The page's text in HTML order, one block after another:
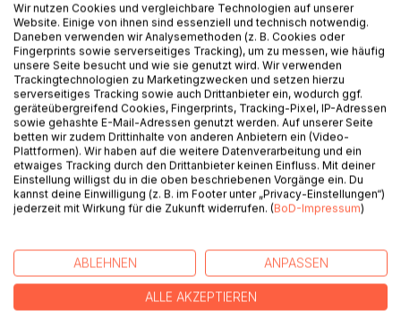
BESCHREIBUNG
Es gibt Reiseziele, von denen berichten keine aufregenden
Fernsehspots. Manch kleine Kostbarkeit findet man nur
schwer in den bunt glänzenden Reisekatalogen unserer
Und wenn man sich mit offenen Augen, offenen Ohren und
offenem Herzen von einem solchen Fleckchen Erde finden
lässt, kann man in den Begegnungen mit Land und Leuten
Wir nutzen Cookies und vergleichbare Technologien auf unserer
Website. Einige von ihnen sind essenziell und technisch notwendig.
Daneben verwenden wir Analysemethoden (z. B. Cookies oder
Fingerprints sowie serverseitiges Tracking), um zu messen, wie häufig
unsere Seite besucht und wie sie genutzt wird. Wir verwenden
Trackingtechnologien zu Marketingzwecken und setzen hierzu
serverseitiges Tracking sowie auch Drittanbieter ein, wodurch ggf.
geräteübergreifend Cookies, Fingerprints, Tracking-Pixel, IP-Adressen
sowie gehashte E-Mail-Adressen genutzt werden. Auf unserer Seite
betten wir zudem Drittinhalte von anderen Anbietern ein (Video-
Plattformen). Wir haben auf die weitere Datenverarbeitung und ein
etwaiges Tracking durch den Drittanbieter keinen Einfluss. Mit deiner
Einstellung willigst du in die oben beschriebenen Vorgänge ein. Du
kannst deine Einwilligung (z. B. im Footer unter „Privacy-Einstellungen“)
jederzeit mit Wirkung für die Zukunft widerrufen. (BoD-Impressum)
ABLEHNEN ANPASSEN
ALLE AKZEPTIEREN